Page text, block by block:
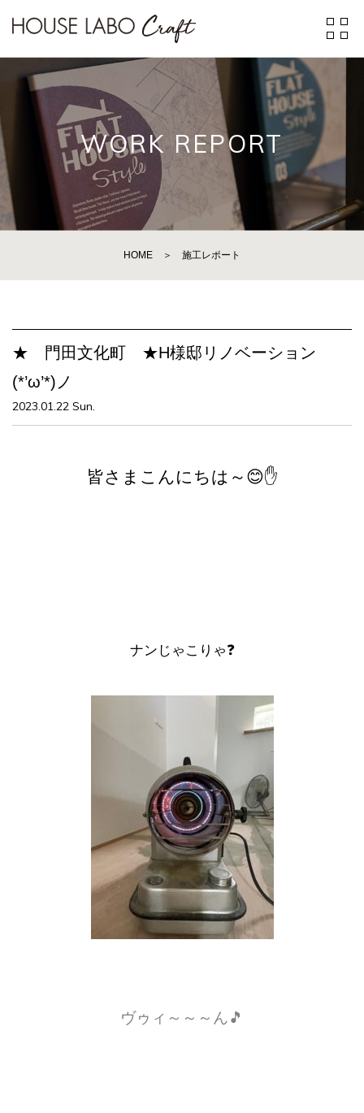
WORK REPORT
HOME ＞ 施工レポート
★ 門田文化町 ★H様邸リノベーション
(*’ω’*)ノ
2023.01.22 Sun.
皆さまこんにちは～😊✋
ナンじゃこりゃ❓
ヴゥィ～～～ん🎵